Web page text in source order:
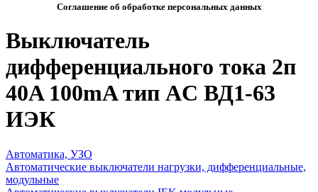
Соглашение об обработке персональных данных
Выключатель
дифференциального тока 2п
40A 100mA тип AC ВД1-63
ИЭК
Автоматика, УЗО
Автоматические выключатели нагрузки, дифференциальные,
модульные